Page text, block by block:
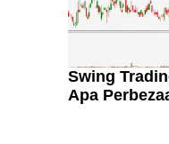
Swing
Apa Kenali